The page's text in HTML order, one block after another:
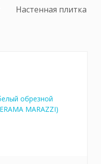
Настенная плитка